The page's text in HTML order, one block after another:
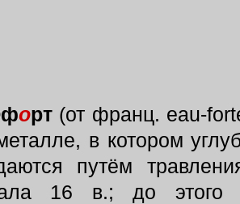
орт (от франц. eau-
в котором
путём
16 в.; до этого